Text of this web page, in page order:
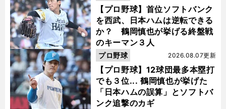
【プロ野球】首位ソフトバンク
を西武、日本ハムは逆転できる
か？ 鶴岡慎也が挙げる終盤戦
のキーマン３人
【プロ野球】12球団最多本塁打
でも３位... 鶴岡慎也が挙げた
「日本ハムの誤算」とソフトバ
ンク追撃のカギ
2026.08.07更新
プロ野球